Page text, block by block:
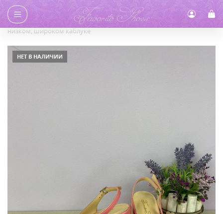
Главная / Каталог Босоножки/ Босоножки розового цвета на
низком, широком каблуке
НЕТ В НАЛИЧИИ